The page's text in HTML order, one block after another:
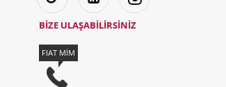
BİZE ULAŞABİLİRSİNİZ
FIAT MİM